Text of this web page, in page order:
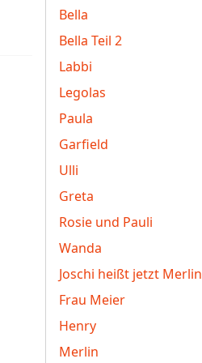
Bella
Bella Teil 2
Labbi
Legolas
Paula
Garfield
Ulli
Greta
Rosie und Pauli
Wanda
Joschi heißt jetzt Merlin
Frau Meier
Henry
Merlin